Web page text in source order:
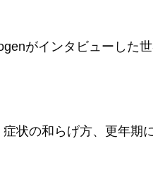
がインタビューした
の和らげ方、更年期